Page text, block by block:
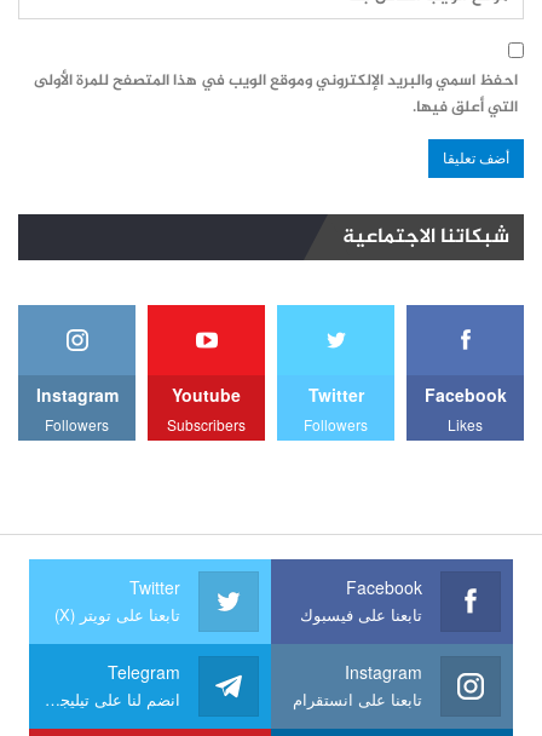
احفظ اسمي والبريد الإلكتروني وموقع الويب في هذا المتصفح للمرة الأولى
التي أعلق فيها.
شبكاتنا الاجتماعية
Facebook
Likes
Twitter
Followers
Youtube
Subscribers
Instagram
Followers
Facebook
تابعنا على فيسبوك
Twitter
تابعنا على تويتر (X)
Instagram
تابعنا على انستقرام
Telegram
انضم لنا على تيليجرام